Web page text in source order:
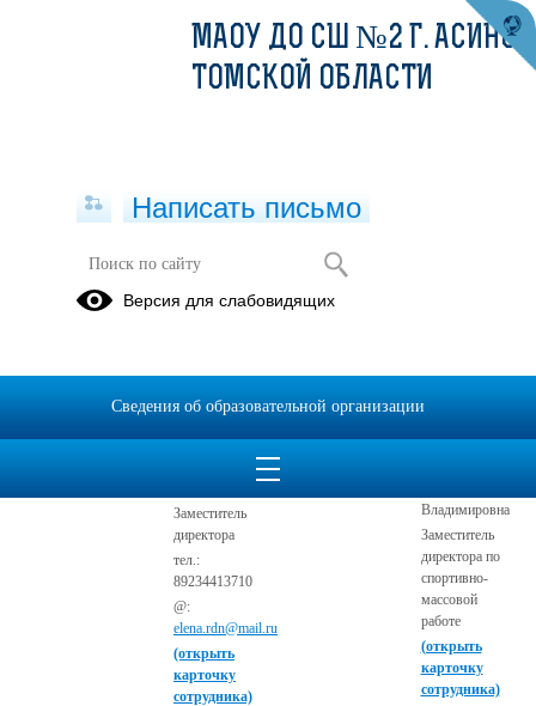
Все образовательные программы
Заместитель директора
Яговдик Елена
Заместитель
директора
тел.:
89234413710
@:
elena.rdn@mail.ru
(открыть
карточку
сотрудника)
Владимировна
Заместитель
директора по
спортивно-
массовой
работе
(открыть
карточку
сотрудника)
МАОУ ДО СШ №2 Г. АСИНО
ТОМСКОЙ ОБЛАСТИ
Написать письмо
Версия для слабовидящих
Сведения об образовательной организации